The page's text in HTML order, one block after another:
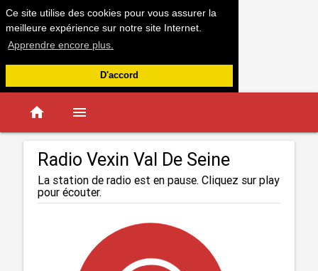
Ce site utilise des cookies pour vous assurer la
meilleure expérience sur notre site Internet.
Apprendre encore plus.
D'accord
home menu
Radio Vexin Val De Seine
La station de radio est en pause. Cliquez sur play
pour écouter.